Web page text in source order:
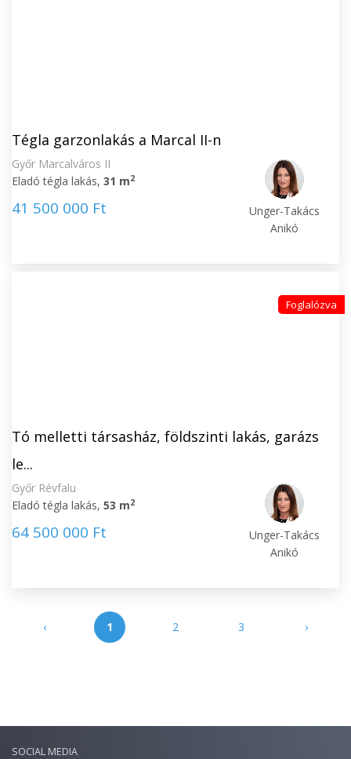
Tégla garzonlakás a Marcal II-n
Győr Marcalváros II
Eladó tégla lakás, 31 m2
41 500 000 Ft
Unger-Takács
Anikó
Foglalózva
Tó melletti társasház, földszinti lakás, garázs
le...
Győr Révfalu
Eladó tégla lakás, 53 m2
64 500 000 Ft
Unger-Takács
Anikó
‹ 1 2 3 ›
SOCIAL MEDIA